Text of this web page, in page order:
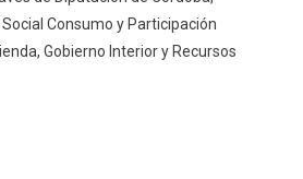
Consumo y Participación
Gobierno Interior y Recursos